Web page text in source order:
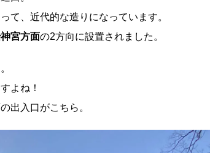
て、近代的な造りになっています。
宮方面の2方向に設置されました。
よね！
出入口がこちら。